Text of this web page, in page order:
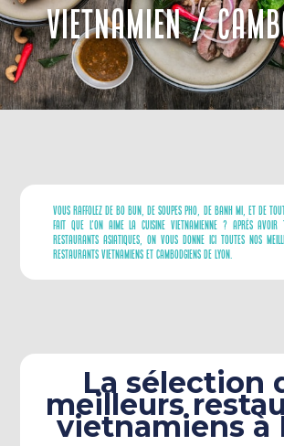
VIETNAMIEN /
Vous Raffolez De Bo Bun, De Soupes Pho, De Banh Mi, Et De
Fait Que L’on Aime La Cuisine Vietnamienne ? Après Avoir
Restaurants Asiatiques, On Vous Donne Ici Toutes Nos
Restaurants Vietnamiens Et Cambodgiens De Lyon.
La sélection
meilleurs
vietnamiens à